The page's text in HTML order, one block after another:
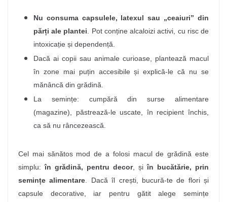
Nu consuma capsulele, latexul sau „ceaiuri” din
părți ale plantei. Pot conține alcaloizi activi, cu risc de
intoxicație și dependență.
Dacă ai copii sau animale curioase, plantează macul
în zone mai puțin accesibile și explică-le că nu se
mănâncă din grădină.
La semințe: cumpără din surse alimentare
(magazine), păstrează-le uscate, în recipient închis,
ca să nu râncezească.
Cel mai sănătos mod de a folosi macul de grădină este
simplu:în grădină, pentru decor, șiîn bucătărie, prin
semințe alimentare. Dacă îl crești, bucură-te de flori și
capsule decorative, iar pentru gătit alege semințe